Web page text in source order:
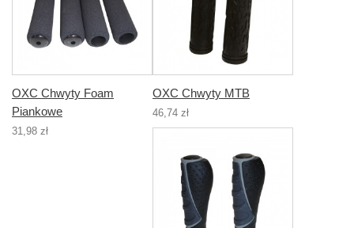
OXC Chwyty Foam
Piankowe
31,98 zł
OXC Chwyty MTB
46,74 zł